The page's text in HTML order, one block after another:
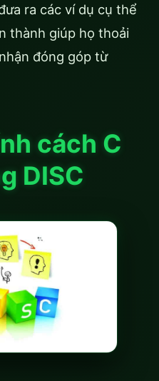
ra các ví dụ cụ thể
thành giúp họ thoải
đóng góp từ
cách C
DISC